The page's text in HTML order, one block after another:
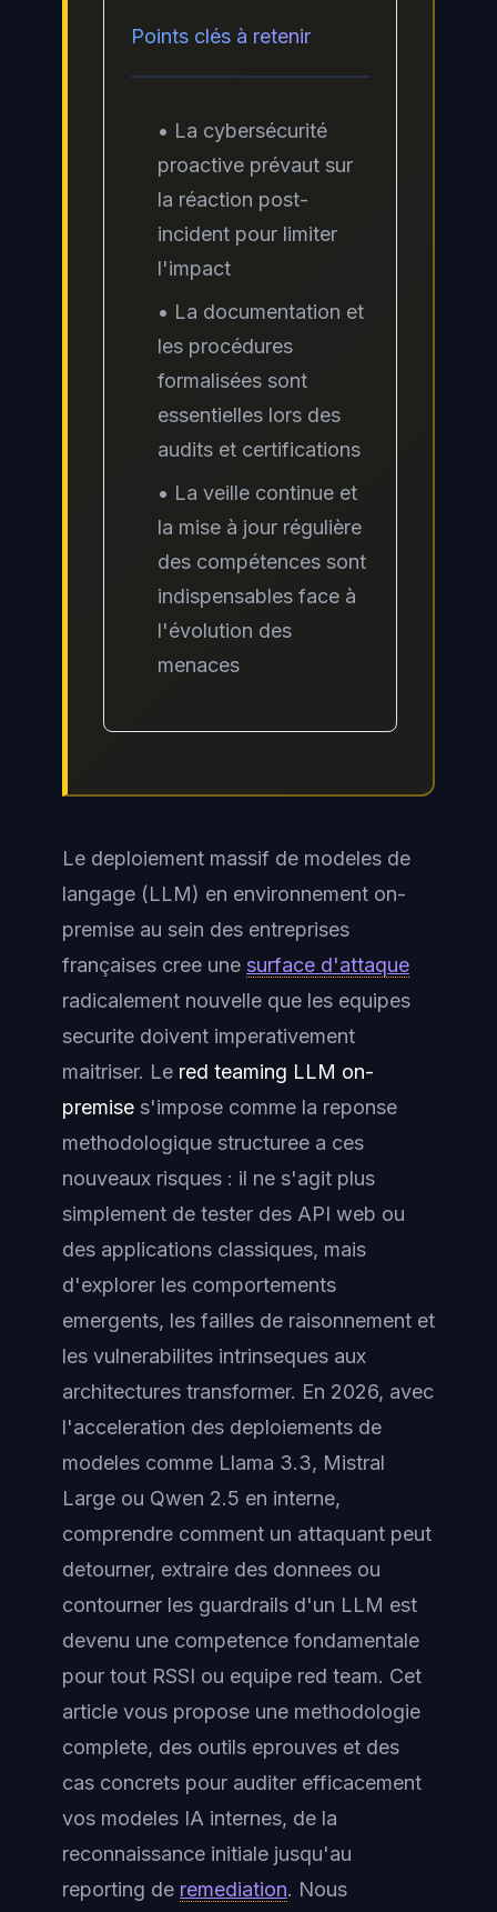
Points clés à retenir
• La cybersécurité
proactive prévaut sur
la réaction post-
incident pour limiter
l'impact
• La documentation et
les procédures
formalisées sont
essentielles lors des
audits et certifications
• La veille continue et
la mise à jour régulière
des compétences sont
indispensables face à
l'évolution des
menaces
Le deploiement massif de modeles de
langage (LLM) en environnement on-
premise au sein des entreprises
françaises cree une surface d'attaque
radicalement nouvelle que les equipes
securite doivent imperativement
maitriser. Le red teaming LLM on-
premise s'impose comme la reponse
methodologique structuree a ces
nouveaux risques : il ne s'agit plus
simplement de tester des API web ou
des applications classiques, mais
d'explorer les comportements
emergents, les failles de raisonnement et
les vulnerabilites intrinseques aux
architectures transformer. En 2026, avec
l'acceleration des deploiements de
modeles comme Llama 3.3, Mistral
Large ou Qwen 2.5 en interne,
comprendre comment un attaquant peut
detourner, extraire des donnees ou
contourner les guardrails d'un LLM est
devenu une competence fondamentale
pour tout RSSI ou equipe red team. Cet
article vous propose une methodologie
complete, des outils eprouves et des
cas concrets pour auditer efficacement
vos modeles IA internes, de la
reconnaissance initiale jusqu'au
reporting de remediation. Nous